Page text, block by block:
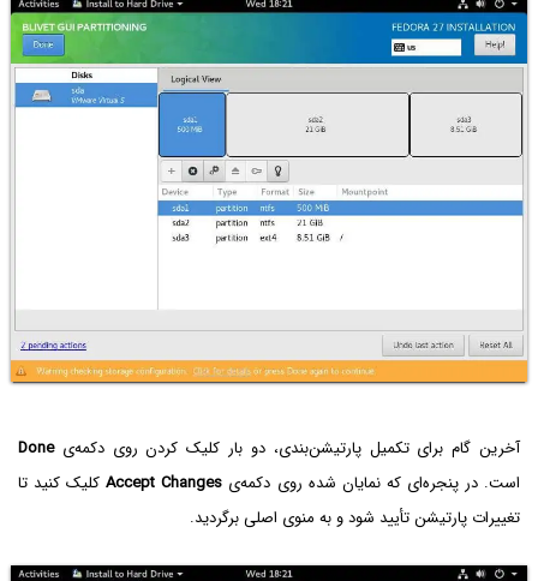
آخرین گام برای تکمیل پارتیشن‌بندی، دو بار کلیک کردن روی دکمه‌یDone
است. در پنجره‌ای که نمایان شده روی دکمه‌ی Accept Changesکلیک کنید تا
تغییرات پارتیشن تأیید شود و به منوی اصلی برگردید.